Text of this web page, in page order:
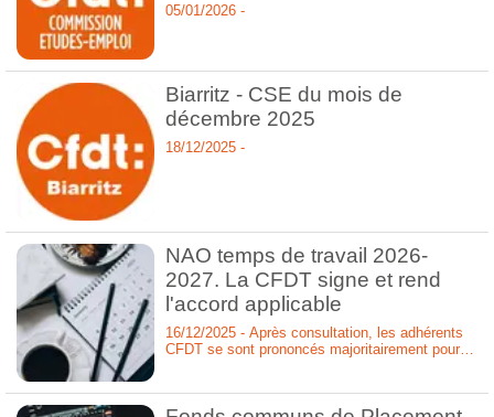
05/01/2026 -
Biarritz - CSE du mois de
décembre 2025
18/12/2025 -
NAO temps de travail 2026-
2027. La CFDT signe et rend
l'accord applicable
16/12/2025 - Après consultation, les adhérents
CFDT se sont prononcés majoritairement pour la